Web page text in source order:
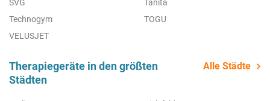
SVG
Tanita
Technogym
TOGU
VELUSJET
Therapiegeräte in den größten
Städten
Alle Städte